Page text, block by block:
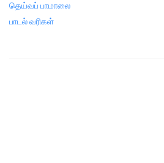
தெய்வப் பாமாலை
பாடல் வரிகள்